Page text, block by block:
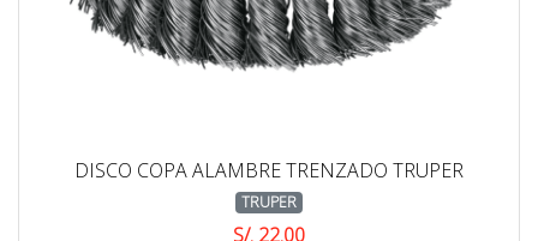
DISCO COPA ALAMBRE TRENZADO TRUPER
TRUPER
S/. 22.00